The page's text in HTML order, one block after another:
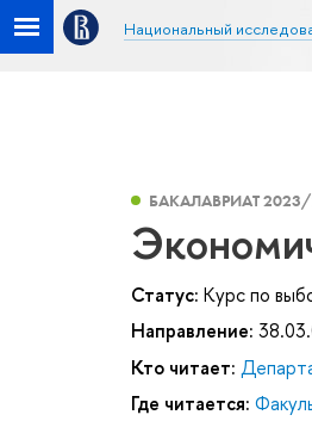
Национальный
БАКАЛАВРИАТ
Статус: Курс по
Направление:
Кто читает:
Где читается: